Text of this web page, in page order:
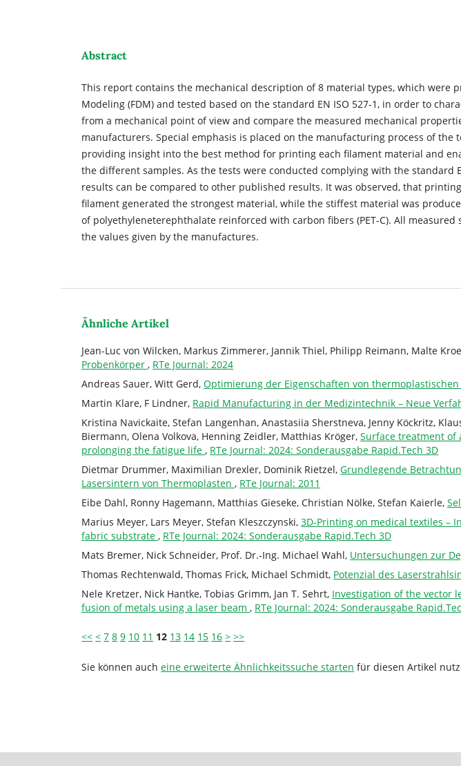
Abstract
This report contains the mechanical description of 8 material types, which were
Modeling (FDM) and tested based on the standard EN ISO 527-1, in order to
from a mechanical point of view and compare the measured mechanical
manufacturers. Special emphasis is placed on the manufacturing process of the
providing insight into the best method for printing each filament material and
the different samples. As the tests were conducted complying with the standard
results can be compared to other published results. It was observed, that
filament generated the strongest material, while the stiffest material was
of polyethyleneterephthalate reinforced with carbon fibers (PET-C). All
the values given by the manufactures.
Ähnliche Artikel
Jean-Luc von Wilcken, Markus Zimmerer, Jannik Thiel, Philipp Reimann, Malte
Probenkörper, RTe Journal: 2024
Andreas Sauer, Witt Gerd,Optimierung der Eigenschaften von
Martin Klare, F Lindner, Rapid Manufacturing in der Medizintechnik – Neue
Kristina Navickaite, Stefan Langenhan, Anastasiia Sherstneva, Jenny Köckritz,
Biermann, Olena Volkova, Henning Zeidler, Matthias Kröger,Surface treatment
prolonging the fatigue life, RTe Journal: 2024: Sonderausgabe Rapid.Tech 3D
Dietmar Drummer, Maximilian Drexler, Dominik Rietzel,Grundlegende
Lasersintern von Thermoplasten, RTe Journal: 2011
Eibe Dahl, Ronny Hagemann, Matthias Gieseke, Christian Nölke, Stefan Kaierle,
Marius Meyer, Lars Meyer, Stefan Kleszczynski,3D-Printing on medical textiles –
fabric substrate, RTe Journal: 2024: Sonderausgabe Rapid.Tech 3D
Mats Bremer, Nick Schneider, Prof. Dr.-Ing. Michael Wahl, Untersuchungen zur
Thomas Rechtenwald, Thomas Frick, Michael Schmidt, Potenzial des
Nele Kretzer, Nick Hantke, Tobias Grimm, Jan T. Sehrt, Investigation of the vector
fusion of metals using a laser beam, RTe Journal: 2024: Sonderausgabe
<< < 7 8 9 10 11 12 13 14 15 16 > >>
Sie können aucheine erweiterte Ähnlichkeitssuche starten für diesen Artikel